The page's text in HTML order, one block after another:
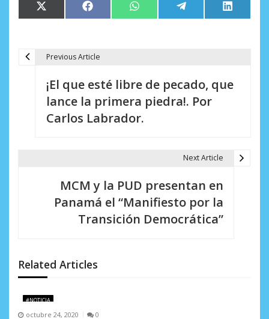
Compartir
en
X
(Twitter)
Compartir
en
Facebook Compartir
en
WhatsApp Compartir
en
Telegram
en
LinkedIn
n
d
e
Previous Article
¡El que esté libre de pecado, que
lance la primera piedra!. Por
Carlos Labrador.
Next Article
MCM y la PUD presentan en
Panamá el “Manifiesto por la
Transición Democrática”
Related Articles
#NOTICIA
octubre 24, 2020 0